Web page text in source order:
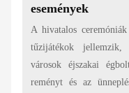
események
A hivatalos
tűzijátékok
városok éjszakai
reményt és az